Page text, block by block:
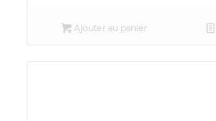
Ajouter au panier